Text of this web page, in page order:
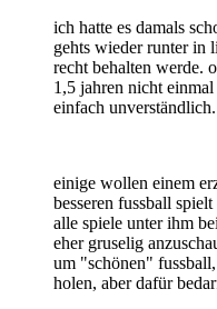
ich hatte es damals
gehts wieder runter in
recht behalten werde.
1,5 jahren nicht
einfach unverständlich.
einige wollen einem
besseren fussball
alle spiele unter ihm
eher gruselig
um "schönen"
holen, aber dafür